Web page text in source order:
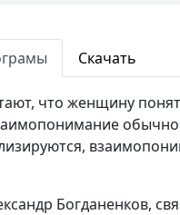
Скачать
что женщину
обычно
Богданенков,